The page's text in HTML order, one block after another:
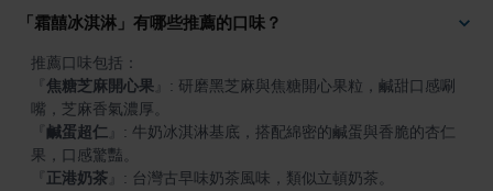
「霜囍冰淇淋」有哪些推薦的口味？
焦糖芝麻開心果
: 研磨黑芝麻與焦糖開心果粒，鹹甜口感唰
鹹蛋超仁
: 牛奶冰淇淋基底，搭配綿密的鹹蛋與香脆的杏仁
正港奶茶